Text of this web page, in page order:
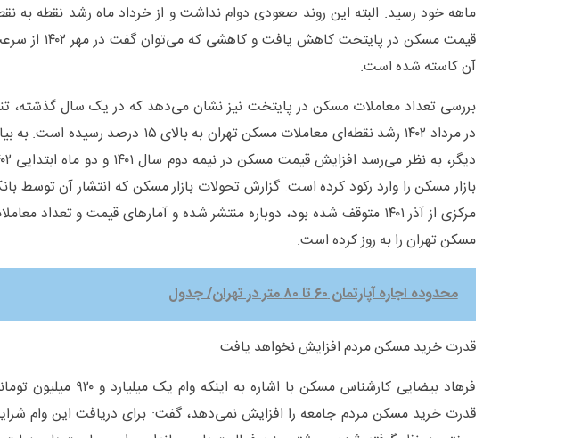
ماهه خود رسید. البته این روند صعودی دوام نداشت و از خرداد ماه رشد نقطه به
قیمت مسکن در پایتخت کاهش یافت و کاهشی که می‌توان
آن کاسته شده است.
بررسی تعداد معاملات مسکن در پایتخت نیز نشان می‌دهد که در یک سال گذشته،
در مرداد ۱۴۰۲ رشد نقطه‌ای معاملات مسکن تهران به بالای ۱۵ درصد رسیده
دیگر، به نظر می‌رسد
بازار مسکن را وارد رکود کرده است. گزارش تحولات بازار مسکن که انتشار آن توسط
مرکزی از آذر ۱۴۰۱ متوقف شده بود، دوباره منتشر شده و آمار‌های قیمت و تعداد
مسکن تهران را به روز کرده است.
محدوده اجاره آپارتمان ۶۰ تا ۸۰ متر در تهران/ جدول
قدرت خرید مسکن مردم افزایش نخواهد یافت
فرهاد بیضایی کارشناس مسکن با اشاره به اینکه وام یک میلیارد و ۹۲۰
قدرت خرید مسکن مردم جامعه را افزایش نمی‌دهد، گفت: برای دریافت این وام